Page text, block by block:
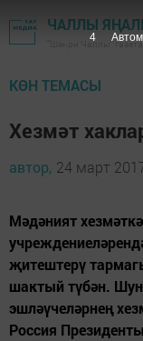
ЧАЛЛЫ
"Шәһри Чаллы"
КӨН ТЕМАСЫ
Хезмәт
автор, 24 март
Мәдәният
җитештерү
шактый түбән.
эшләүчеләрнең
Россия
3